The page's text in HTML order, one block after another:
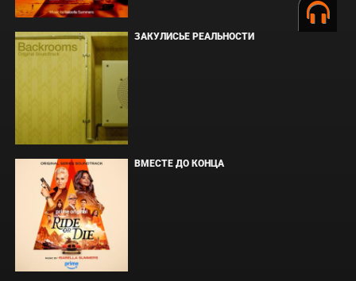
ЗАКУЛИСЬЕ РЕАЛЬНОСТИ
ВМЕСТЕ ДО КОНЦА